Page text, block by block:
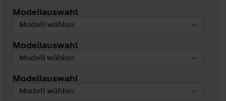
Modellauswahl
Modellauswahl
Modellauswahl